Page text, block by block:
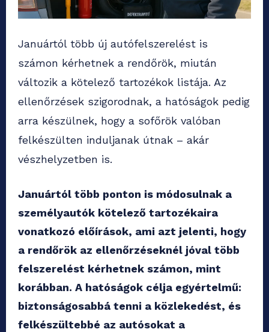
Januártól több új autófelszerelést is
számon kérhetnek a rendőrök, miután
változik a kötelező tartozékok listája. Az
ellenőrzések szigorodnak, a hatóságok pedig
arra készülnek, hogy a sofőrök valóban
felkészülten induljanak útnak – akár
vészhelyzetben is.
Januártól több ponton is módosulnak a
személyautók kötelező tartozékaira
vonatkozó előírások, ami azt jelenti, hogy
a rendőrök az ellenőrzéseknél jóval több
felszerelést kérhetnek számon, mint
korábban. A hatóságok célja egyértelmű:
biztonságosabbá tenni a közlekedést, és
felkészültebbé az autósokat a